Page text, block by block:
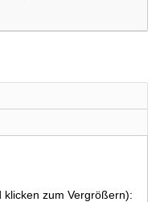
zum Vergrößern):